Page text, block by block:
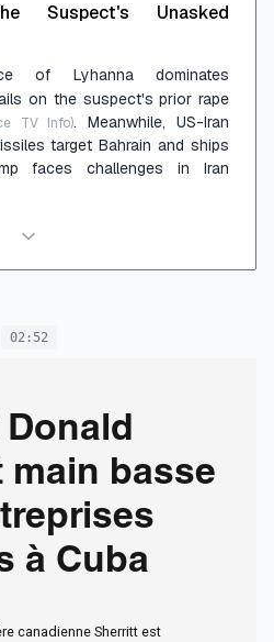
Suspect's Unasked
of Lyhanna dominates
on the suspect's prior rape
TV Info). Meanwhile, US-Iran
target Bahrain and ships
faces challenges in Iran
02:52
main basse
à Cuba
canadienne Sherritt est